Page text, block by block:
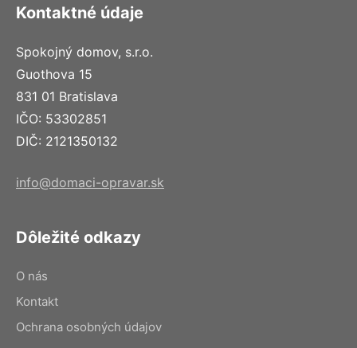
Kontaktné údaje
Spokojný domov, s.r.o.
Guothova 15
831 01 Bratislava
IČO: 53302851
DIČ: 2121350132
info@domaci-opravar.sk
Dôležité odkazy
O nás
Kontakt
Ochrana osobných údajov